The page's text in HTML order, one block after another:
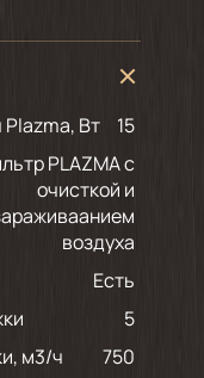
Вт 15
очисткой и
воздуха
Есть
5
м3/ч
750